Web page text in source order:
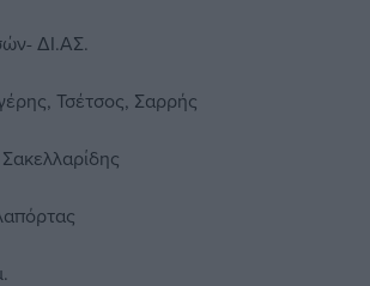
ΔΙ.ΑΣ.
Τσέτσος, Σαρρής